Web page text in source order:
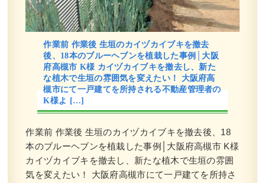
作業前 作業後 生垣のカイヅカイブキを撤去
後、18本のブルーヘブンを植栽した事例│大阪
府高槻市 K様 カイヅカイブキを撤去し、新た
な植木で生垣の雰囲気を変えたい！ 大阪府高
槻市にて一戸建てを所持される不動産管理者の
K様よ […]
作業前 作業後 生垣のカイヅカイブキを撤去後、18
本のブルーヘブンを植栽した事例│大阪府高槻市 K様
カイヅカイブキを撤去し、新たな植木で生垣の雰囲
気を変えたい！ 大阪府高槻市にて一戸建てを所持さ